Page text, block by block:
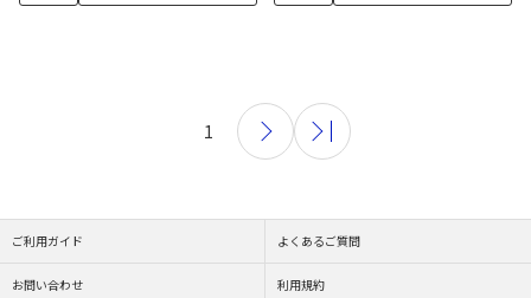
1
ご利用ガイド よくあるご質問
お問い合わせ 利用規約